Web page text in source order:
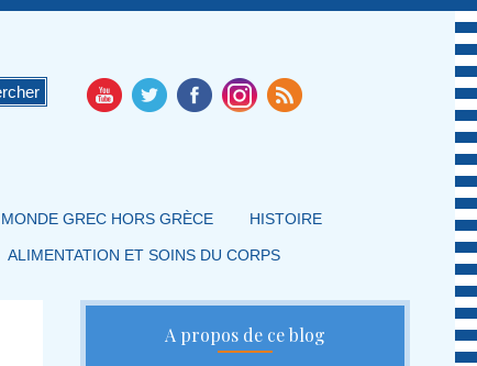
MONDE GREC HORS GRÈCE HISTOIRE
ALIMENTATION ET SOINS DU CORPS
A propos de ce blog